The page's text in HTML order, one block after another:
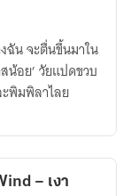
ฉัน จะตื่นขึ้นมาใน
น้อย’ วัยแปดขวบ
พิมพิลาไลย
– เงา